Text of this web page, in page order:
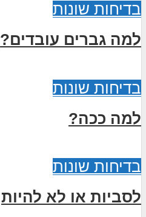
בדיחות שונות
למה גברים עובדים?
בדיחות שונות
למה ככה?
בדיחות שונות
לסביות או לא להיות